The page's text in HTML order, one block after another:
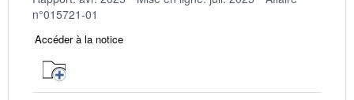
n°015721-01
Accéder à la notice